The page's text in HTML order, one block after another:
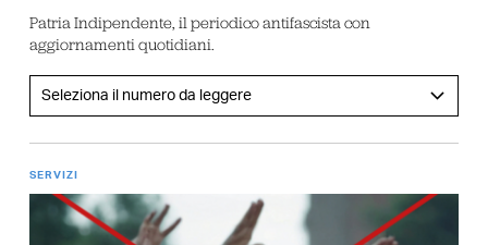
Patria Indipendente, il periodico antifascista con
aggiornamenti quotidiani.
SERVIZI